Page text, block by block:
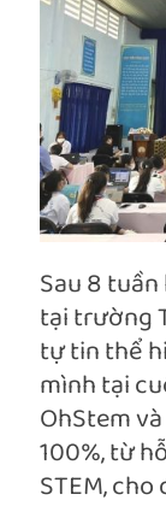
Sau 8
tại trường
tự tin thể
mình tại
OhStem
100%, từ
STEM,